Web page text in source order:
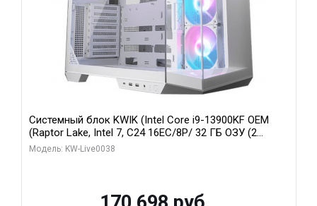
Системный блок KWIK (Intel Core i9-13900KF OEM
(Raptor Lake, Intel 7, C24 16EC/8P/ 32 ГБ ОЗУ (2
модуля)/ Gigabyte RX9070XT GAMING OC 16GB GDDR6
Модель: KW-Live0038